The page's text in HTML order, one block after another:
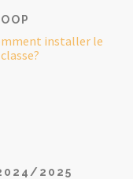
installer le
2024/2025